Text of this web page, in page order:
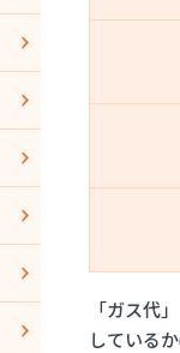
「ガス代
している